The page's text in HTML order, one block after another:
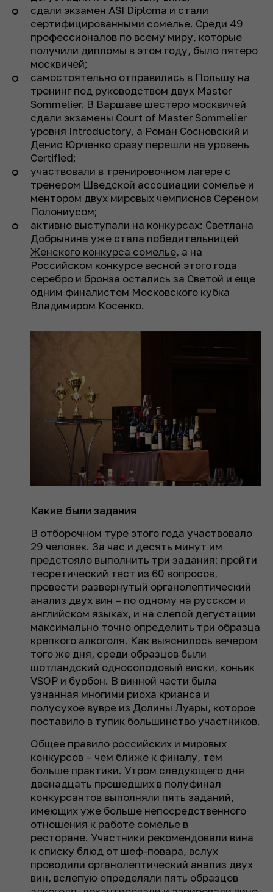
сдали экзамен ASI Diploma и стали
сертифицированными сомелье. Среди 49
профессионалов по всему миру, которые
получили дипломы в этом году, было пятеро
москвичей;
самостоятельно отправились в Польшу на
тренинг под руководством двух Master
Sommelier. В Варшаве шестеро москвичей
сдали экзамены Court of Master Sommelier
уровня Introductory, а Роман Сосновский и
Денис Юрченко сразу перешли на уровень
Certified;
участвовали в тренировочном лагере с
тренером Шведской ассоциации сомелье и
ментором двух мировых чемпионов Сёреном
Полониусом;
активно выступали на конкурсах: Светлана
Добрынина уже стала победительницей
Женского конкурса сомелье, а на
Российском конкурсе весной этого года
серебро и бронза остались за Светой и еще
одним финалистом Московского кубка
Владимиром Косенко.
Какие были задания
В отборочном туре этого года участвовало
29 человек. За час и десять минут им
предстояло выполнить три задания: пройти
теоретический тест из 60 вопросов,
провести развернутый органолептический
анализ двух вин – по одному на русском и
английском языках, и на слепой дегустации
максимально точно определить три образца
крепкого алкоголя. Как выяснилось вечером
того же дня, среди образцов были
шотландский односолодовый виски, коньяк
VSOP и бурбон. В винной части была
узнанная многими риоха крианса и
полусухое вувре из Долины Луары, которое
поставило в тупик большинство участников.
Общее правило российских и мировых
конкурсов – чем ближе к финалу, тем
больше практики. Утром следующего дня
двенадцать прошедших в полуфинал
конкурсантов выполняли пять заданий,
имеющих уже больше непосредственного
отношения к работе сомелье в
ресторане. Участники рекомендовали вина
к списку блюд от шеф-повара, вслух
проводили органолептический анализ двух
вин, вслепую определяли пять образцов